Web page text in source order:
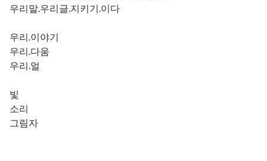
우리말.우리글.지키기.이다
우리.이야기
우리.다움
우리.얼
빛
소리
그림자